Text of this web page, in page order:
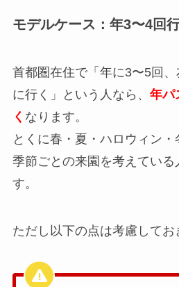
モデルケース：年3〜4回
首都圏在住で「年に3〜5回
に行く」という人なら、 年パ
く なります。
とくに春・夏・ハロウィン
季節ごとの来園を考えてい
す。
ただし以下の点は考慮してお